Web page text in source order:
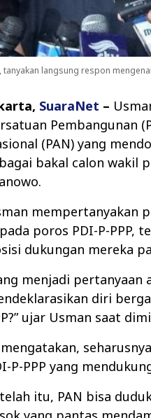
tanyakan langsung respon
SuaraNet –
Pembangunan
(PAN) yang
bakal calon wakil
mempertanyakan
poros PDI-P-PPP,
dukungan mereka
menjadi pertanyaan
diri
ujar Usman saat
P-PPP yang
itu, PAN bisa